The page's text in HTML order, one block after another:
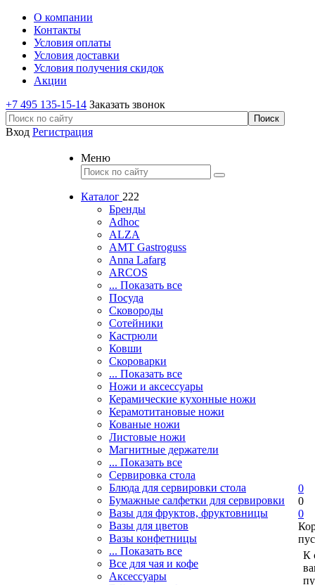
О компании
Контакты
Условия оплаты
Условия доставки
Условия получения скидок
Акции
+7 495 135-15-14 Заказать звонок
Вход Регистрация
Меню
Каталог 222
Бренды
Adhoc
ALZA
AMT Gastroguss
Anna Lafarg
ARCOS
... Показать все
Посуда
Сковороды
Сотейники
Кастрюли
Ковши
Скороварки
... Показать все
Ножи и аксессуары
Керамические кухонные ножи
Керамотитановые ножи
Кованые ножи
Листовые ножи
Магнитные держатели
... Показать все
Сервировка стола
Блюда для сервировки стола
Бумажные салфетки для сервировки
Вазы для фруктов, фруктовницы
Вазы для цветов
Вазы конфетницы
... Показать все
Все для чая и кофе
Аксессуары
0
0
0
К